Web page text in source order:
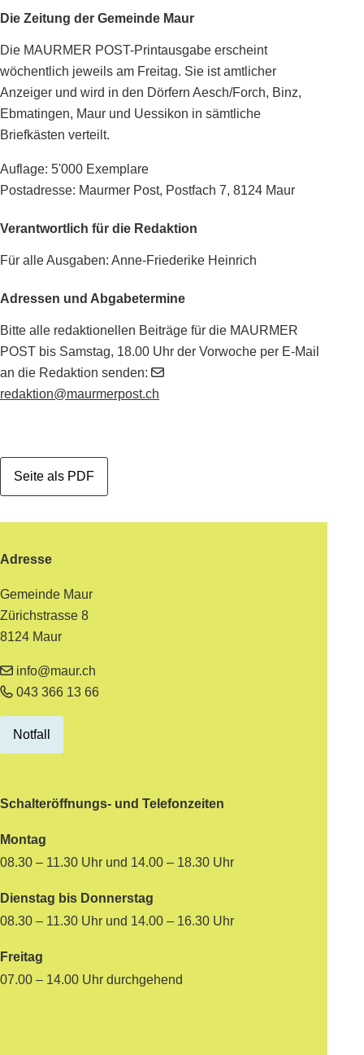
Die Zeitung der Gemeinde Maur
Die MAURMER POST-Printausgabe erscheint
wöchentlich jeweils am Freitag. Sie ist amtlicher
Anzeiger und wird in den Dörfern Aesch/Forch, Binz,
Ebmatingen, Maur und Uessikon in sämtliche
Briefkästen verteilt.
Auflage: 5'000 Exemplare
Postadresse: Maurmer Post, Postfach 7, 8124 Maur
Verantwortlich für die Redaktion
Für alle Ausgaben: Anne-Friederike Heinrich
Adressen und Abgabetermine
Bitte alle redaktionellen Beiträge für die MAURMER
POST bis Samstag, 18.00 Uhr der Vorwoche per E-Mail
an die Redaktion senden:
redaktion@maurmerpost.ch
Seite als PDF
Adresse
Gemeinde Maur
Zürichstrasse 8
8124 Maur
info@maur.ch
043 366 13 66
Notfall
Schalteröffnungs- und Telefonzeiten
Montag
08.30 – 11.30 Uhr und 14.00 – 18.30 Uhr
Dienstag bis Donnerstag
08.30 – 11.30 Uhr und 14.00 – 16.30 Uhr
Freitag
07.00 – 14.00 Uhr durchgehend